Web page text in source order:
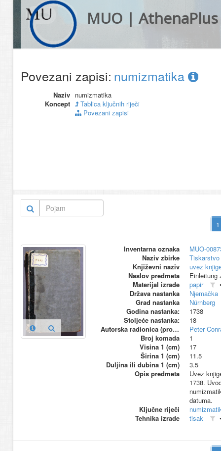
MUO | AthenaPlus
Povezani zapisi: numizmatika
Naziv numizmatika
Koncept
Tablica ključnih riječi
Povezani zapisi
Inventarna oznaka
MUO-
Naziv zbirke
Književni naziv
uvez
Naslov predmeta
Einleitung
Materijal izrade
papir
Država nastanka
Njemačka
Grad nastanka
Nürnberg
Godina nastanka:
1738
Stoljeće nastanka:
18
Autorska radionica (proizvođač)
Peter
Broj komada
1
Visina 1 (cm)
17
Širina 1 (cm)
11.5
Duljina ili dubina 1 (cm)
3.5
Opis predmeta
Uvez
1738.
datuma.
Ključne riječi
Tehnika izrade
tisak